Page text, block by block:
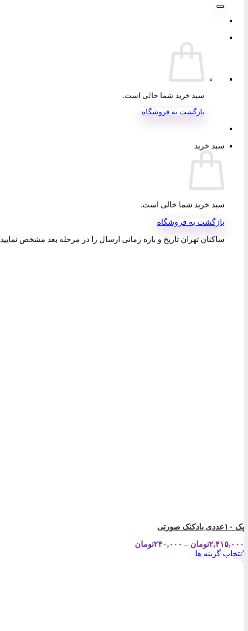
سبد خرید شما خالی است.
بازگشت به فروشگاه
سبد خرید
سبد خرید شما خالی است.
بازگشت به فروشگاه
ساکنان تهران تاریخ و بازه زمانی ارسال را در مرحله بعد مشخص نمایید
پک ۱۰عددی بادکنک صورتی
۲,۴۱۵,۰۰۰تومان – ۲۴۰,۰۰۰تومان
انتخاب گزینه ها